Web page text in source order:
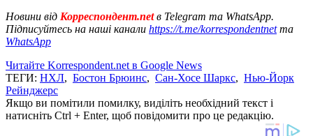
Новини від Корреспондент.netв Telegram та WhatsApp.
Підписуйтесь на наші канали https://t.me/korrespondentnetта
WhatsApp
Читайте Korrespondent.net в Google News
ТЕГИ: НХЛ, Бостон Брюинс, Сан-Хосе Шаркс, Нью-Йорк
Рейнджерс
Якщо ви помітили помилку, виділіть необхідний текст і
натисніть Ctrl + Enter, щоб повідомити про це редакцію.